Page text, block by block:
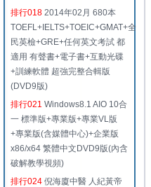
排行018 2014年02月 680本
TOEFL+IELTS+TOEIC+GMAT+全
民英檢+GRE+任何英文考試 都
適用 有聲書+電子書+互動光碟
+訓練軟體 超強完整合輯版
(DVD9版)
排行021 Windows8.1 AIO 10合
一 標準版+專業版+專業VL版
+專業版(含媒體中心)+企業版
x86/x64 繁體中文DVD9版(內含
破解教學視頻)
排行024 倪海廈中醫 人紀黃帝